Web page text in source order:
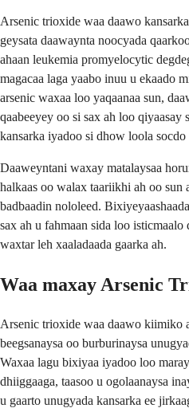
Arsenic trioxide waa daawo
geysata daawaynta noocyada
ahaan leukemia promyelocytic
magacaa laga yaabo inuu u ekaado
arsenic waxaa loo yaqaanaa sun,
qaabeeyey oo si sax ah loo qiyaasay
kansarka iyadoo si dhow loola socdo
Daaweyntani waxay matalaysaa
halkaas oo walax taariikhi ah oo sun
badbaadin nololeed.
sax ah u fahmaan sida loo isticmaalo
waxtar leh xaaladaada gaarka ah.
Waa maxay Arsenic
Arsenic trioxide waa daawo kiimiko
beegsanaysa oo burburinaysa
Waxaa lagu bixiyaa iyadoo loo
dhiiggaaga, taasoo u ogolaanaysa
u gaarto unugyada kansarka ee